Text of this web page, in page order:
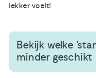
lekker voelt!
Bekijk welke
minder geschikt